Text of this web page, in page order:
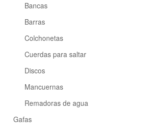
Bancas
Barras
Colchonetas
Cuerdas para saltar
Discos
Mancuernas
Remadoras de agua
Gafas